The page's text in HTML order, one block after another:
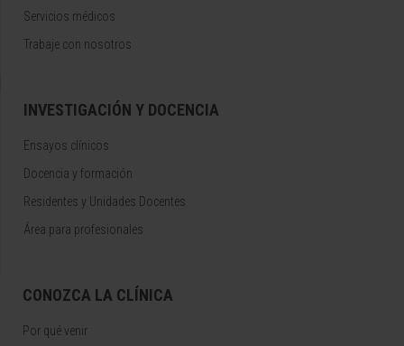
Servicios médicos
Trabaje con nosotros
INVESTIGACIÓN Y DOCENCIA
Ensayos clínicos
Docencia y formación
Residentes y Unidades Docentes
Área para profesionales
CONOZCA LA CLÍNICA
Por qué venir